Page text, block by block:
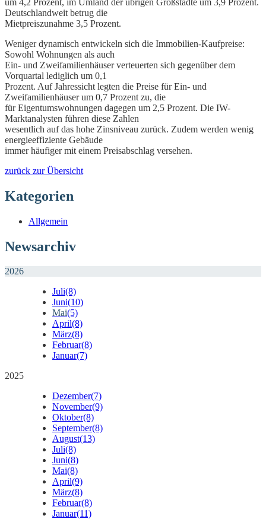
Deutschlandweit betrug die
Mietpreiszunahme 3,5 Prozent.
Weniger dynamisch entwickeln sich die Immobilien-Kaufpreise:
Sowohl Wohnungen als auch
Ein- und Zweifamilienhäuser verteuerten sich gegenüber dem
Vorquartal lediglich um 0,1
Prozent. Auf Jahressicht legten die Preise für Ein- und
Zweifamilienhäuser um 0,7 Prozent zu, die
für Eigentumswohnungen dagegen um 2,5 Prozent. Die IW-
Marktanalysten führen diese Zahlen
wesentlich auf das hohe Zinsniveau zurück. Zudem werden wenig
energieeffiziente Gebäude
immer häufiger mit einem Preisabschlag versehen.
zurück zur Übersicht
Kategorien
Allgemein
Newsarchiv
2026
Juli(8)
Juni(10)
Mai(5)
April(8)
März(8)
Februar(8)
Januar(7)
2025
Dezember(7)
November(9)
Oktober(8)
September(8)
August(13)
Juli(8)
Juni(8)
Mai(8)
April(9)
März(8)
Februar(8)
Januar(11)